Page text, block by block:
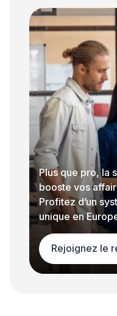
Plus que pro, la
booste vos
Profitez d’un
unique en
Rejoignez le